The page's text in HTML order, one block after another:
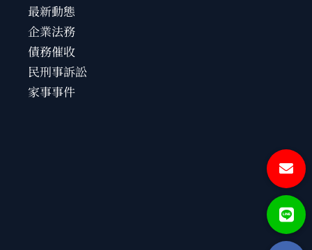
最新動態
企業法務
債務催收
民刑事訴訟
家事事件